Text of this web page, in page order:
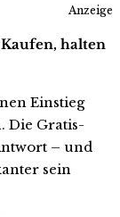
Anzeige
halten
Einstieg
Die Gratis-
– und
sein